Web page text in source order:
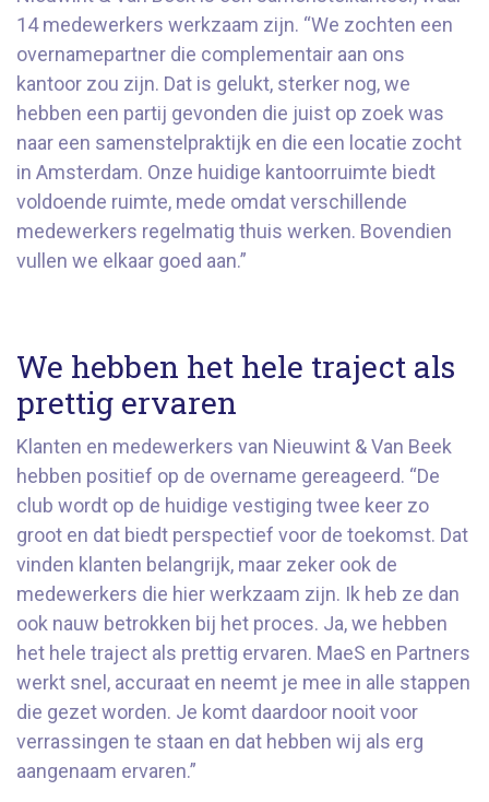
14 medewerkers werkzaam zijn. “We zochten een
overnamepartner die complementair aan ons
kantoor zou zijn. Dat is gelukt, sterker nog, we
hebben een partij gevonden die juist op zoek was
naar een samenstelpraktijk en die een locatie zocht
in Amsterdam. Onze huidige kantoorruimte biedt
voldoende ruimte, mede omdat verschillende
medewerkers regelmatig thuis werken. Bovendien
vullen we elkaar goed aan.”
We hebben het hele traject als
prettig ervaren
Klanten en medewerkers van Nieuwint & Van Beek
hebben positief op de overname gereageerd. “De
club wordt op de huidige vestiging twee keer zo
groot en dat biedt perspectief voor de toekomst. Dat
vinden klanten belangrijk, maar zeker ook de
medewerkers die hier werkzaam zijn. Ik heb ze dan
ook nauw betrokken bij het proces. Ja, we hebben
het hele traject als prettig ervaren. MaeS en Partners
werkt snel, accuraat en neemt je mee in alle stappen
die gezet worden. Je komt daardoor nooit voor
verrassingen te staan en dat hebben wij als erg
aangenaam ervaren.”